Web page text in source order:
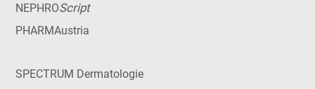
NEPHROScript
PHARMAustria
SPECTRUM Dermatologie